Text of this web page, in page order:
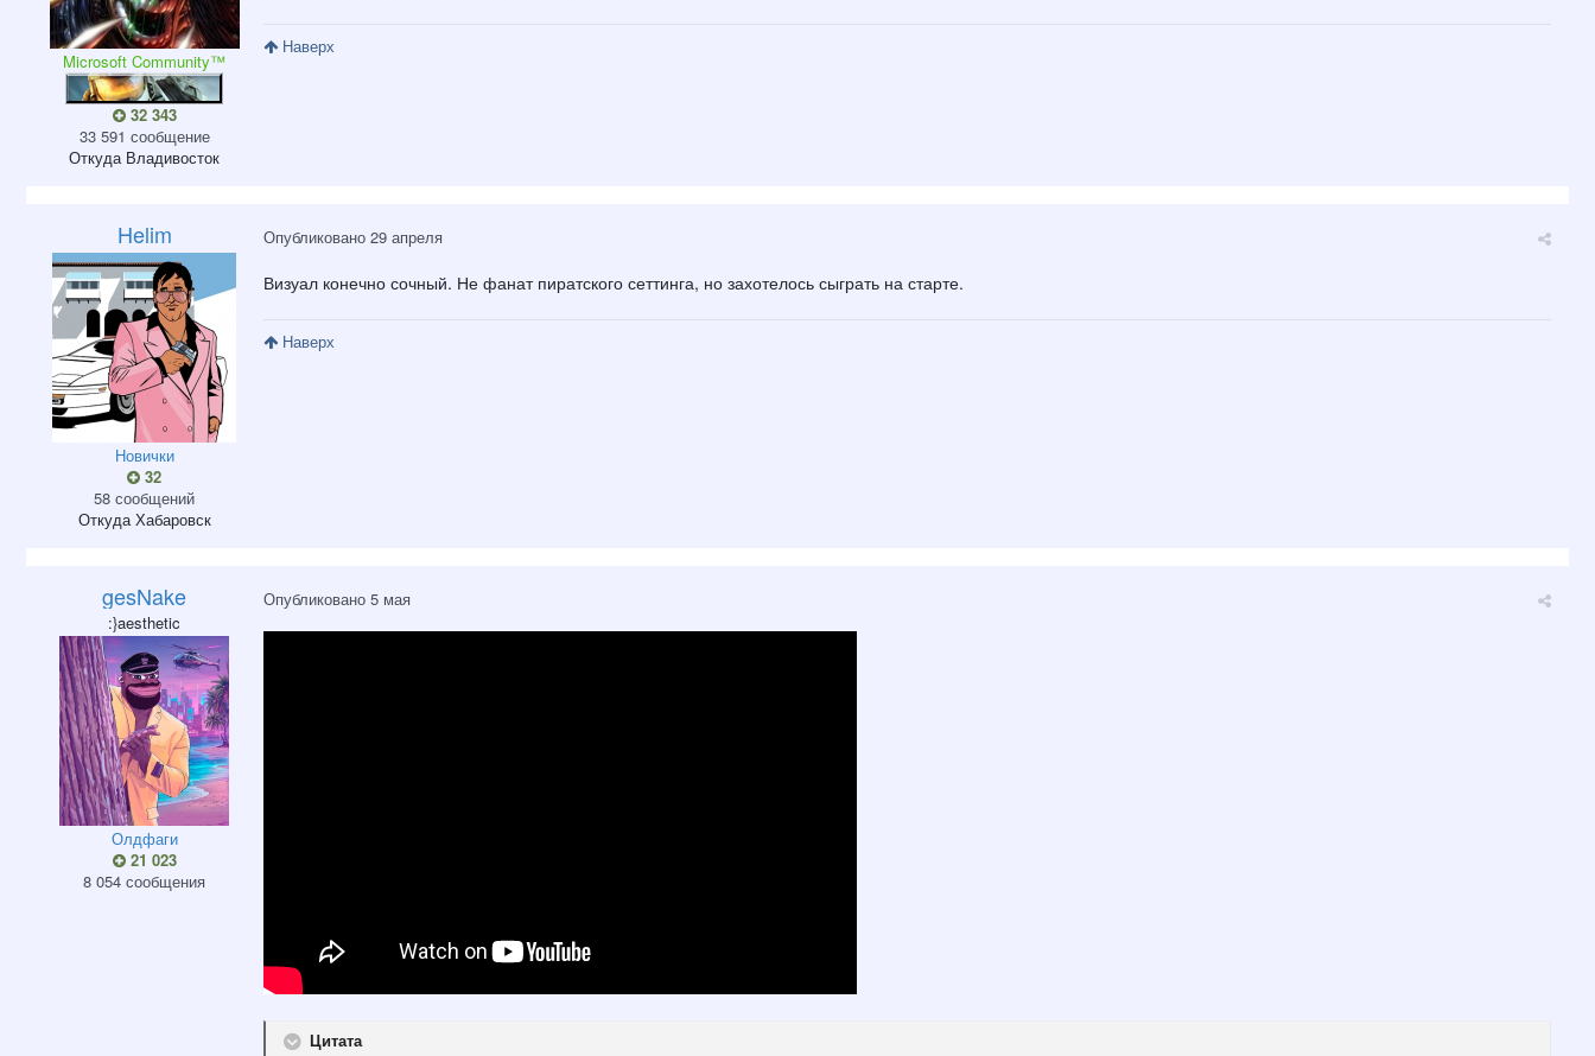
Microsoft Community™
32 343
33 591 сообщение
Откуда Владивосток
Наверх
Helim
Новички
32
58 сообщений
Откуда Хабаровск
Опубликовано 29 апреля
Визуал конечно сочный. Не фанат пиратского сеттинга, но захотелось сыграть на старте.
Наверх
gesNake
:}aesthetic
Олдфаги
21 023
8 054 сообщения
Опубликовано 5 мая
Цитата